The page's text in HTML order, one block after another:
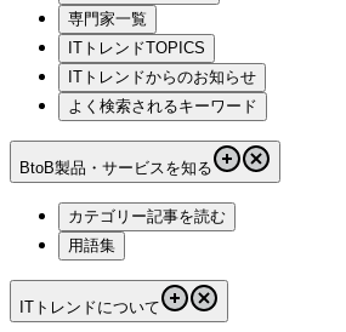
専門家一覧
ITトレンドTOPICS
ITトレンドからのお知らせ
よく検索されるキーワード
BtoB製品・サービスを知る
カテゴリー記事を読む
用語集
ITトレンドについて